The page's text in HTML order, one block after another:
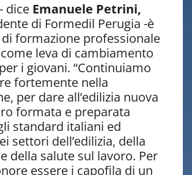
dice Emanuele Petrini,
di Formedil Perugia -è
formazione professionale
leva di cambiamento
i giovani. “Continuiamo
fortemente nella
per dare all’edilizia nuova
formata e preparata
standard italiani ed
settori dell’edilizia, della
della salute sul lavoro. Per
essere i capofila di un